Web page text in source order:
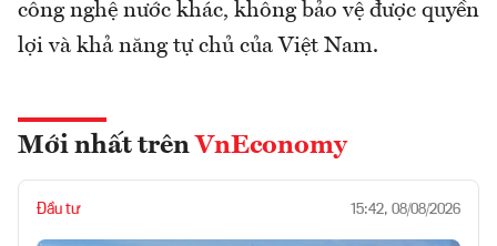
công nghệ nước khác, không bảo vệ được quyền
lợi và khả năng tự chủ của Việt Nam.
Mới nhất trên VnEconomy
Đầu tư 15:42, 08/08/2026